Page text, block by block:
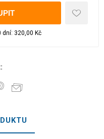
320,00 Kč